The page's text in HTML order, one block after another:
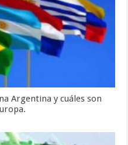
Argentina y cuáles son